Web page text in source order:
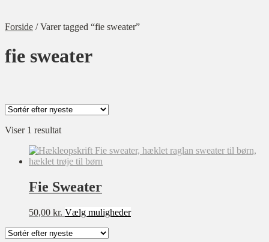
Forside /Varer tagged “fie sweater”
fie sweater
Kategori
Ukategoriseret
Baby
Bolig
Viser 1 resultat
Fie Sweater
50,00 kr. Vælg mulighederDette